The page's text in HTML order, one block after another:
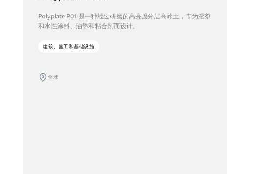
Polyplate P01 是一种经过研磨的高亮度分层高岭土，专为溶剂
和水性涂料、油墨和粘合剂而设计。
建筑、施工和基础设施
全球